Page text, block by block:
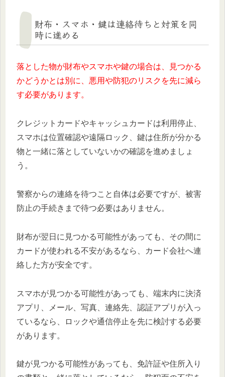
財布・スマホ・鍵は連絡待ちと対策を同
時に進める
落とした物が財布やスマホや鍵の場合は、見つかる
かどうかとは別に、悪用や防犯のリスクを先に減ら
す必要があります。
クレジットカードやキャッシュカードは利用停止、
スマホは位置確認や遠隔ロック、鍵は住所が分かる
物と一緒に落としていないかの確認を進めましょ
う。
警察からの連絡を待つこと自体は必要ですが、被害
防止の手続きまで待つ必要はありません。
財布が翌日に見つかる可能性があっても、その間に
カードが使われる不安があるなら、カード会社へ連
絡した方が安全です。
スマホが見つかる可能性があっても、端末内に決済
アプリ、メール、写真、連絡先、認証アプリが入っ
ているなら、ロックや通信停止を先に検討する必要
があります。
鍵が見つかる可能性があっても、免許証や住所入り